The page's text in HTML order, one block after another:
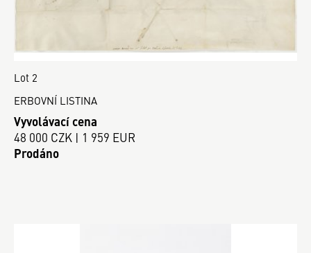
Lot 2
ERBOVNÍ LISTINA
Vyvolávací cena
48 000 CZK | 1 959 EUR
Prodáno